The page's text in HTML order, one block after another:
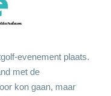
evenement plaats.
met de
kon gaan, maar